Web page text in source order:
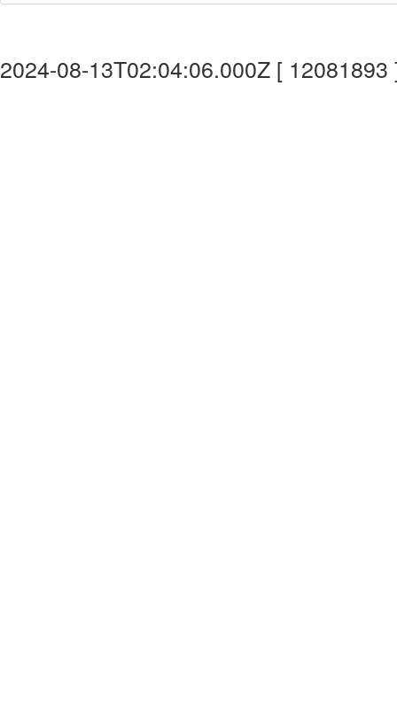
2024-08-13T02:04:06.000Z [ 12081893